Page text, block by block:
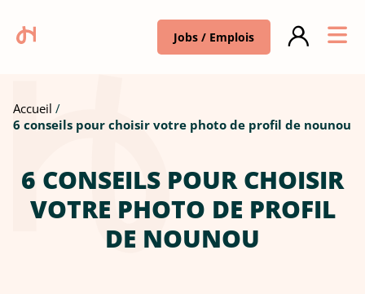
Jobs / Emplois
Accueil
6 conseils pour choisir votre photo de profil de nounou
6 CONSEILS POUR CHOISIR
VOTRE PHOTO DE PROFIL
DE NOUNOU